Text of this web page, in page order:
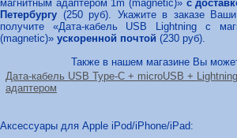
магнитным адаптером 1m (magnetic)» с
Петербургу (250 руб). Укажите в заказе
получите «Дата-кабель USB Lightning с
(magnetic)» ускоренной почтой (230 руб).
Также в нашем магазине Вы
Дата-кабель USB Type-C + microUSB +
адаптером
Аксессуары для Apple iPod/iPhone/iPad: